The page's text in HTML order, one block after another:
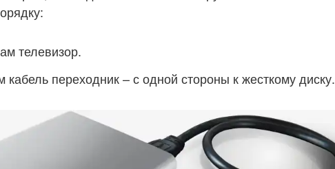
телевизор.
переходник – с одной стороны к жесткому диску.